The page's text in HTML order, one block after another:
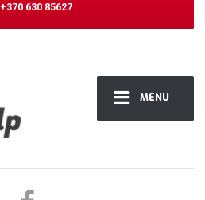
MENU
+370 630 85627